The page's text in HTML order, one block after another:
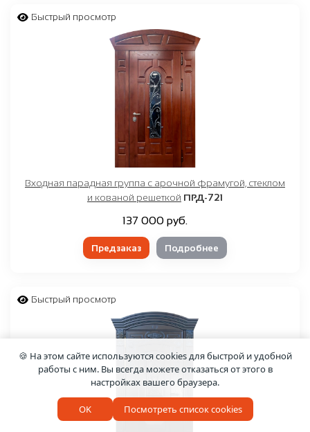
Быстрый просмотр
Входная парадная группа с арочной фрамугой, стеклом
и кованой решеткой ПРД-721
137 000 руб.
Предзаказ Подробнее
Быстрый просмотр
🍪 На этом сайте используются cookies для быстрой и удобной
работы с ним. Вы всегда можете отказаться от этого в
настройках вашего браузера.
OK Посмотреть список cookies